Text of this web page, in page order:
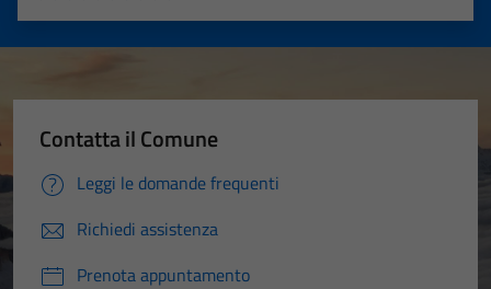
Valuta 5 stelle su 5
Valuta 4 stelle su 5
Valuta 3 stelle su 5
Valuta 2 stelle su 5
Valuta 1 stelle su 5
Contatta il Comune
Leggi le domande frequenti
Richiedi assistenza
Prenota appuntamento